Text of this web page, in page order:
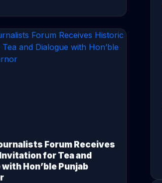
Forum Receives
for Tea and
with Hon’ble Punjab